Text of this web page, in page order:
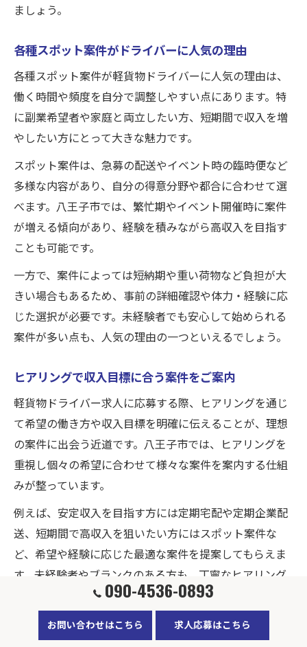
ましょう。
各種スポット案件がドライバーに人気の理由
各種スポット案件が軽貨物ドライバーに人気の理由は、
働く時間や頻度を自分で調整しやすい点にあります。特
に副業希望者や家庭と両立したい方、短期間で収入を増
やしたい方にとって大きな魅力です。
スポット案件は、急募の配送やイベント時の臨時便など
多様な内容があり、自分の得意分野や都合に合わせて選
べます。八王子市では、繁忙期やイベント開催時に案件
が増える傾向があり、経験を積みながら高収入を目指す
ことも可能です。
一方で、案件によっては短納期や重い荷物など負担が大
きい場合もあるため、事前の詳細確認や体力・経験に応
じた選択が必要です。未経験者でも安心して始められる
案件が多い点も、人気の理由の一つといえるでしょう。
ヒアリングで収入目標に合う案件をご案内
軽貨物ドライバー求人に応募する際、ヒアリングを通じ
て希望の働き方や収入目標を明確に伝えることが、理想
の案件に出会う近道です。八王子市では、ヒアリングを
重視し個々の希望に合わせて様々な案件を案内する仕組
みが整っています。
例えば、安定収入を目指す方には定期宅配や定期企業配
送、短期間で高収入を狙いたい方にはスポット案件な
ど、希望や経験に応じた最適な案件を提案してもらえま
す。未経験者やブランクのある方も、丁寧なヒアリング
で不安点や疑問を解消しながらスタートできます。
ヒアリング時には、勤務可能な曜日・時間帯、希望月
収、通勤可能エリアなど具体的な条件を伝えることが重
090-4536-0893
お問い合わせはこちら 求人応募はこちら